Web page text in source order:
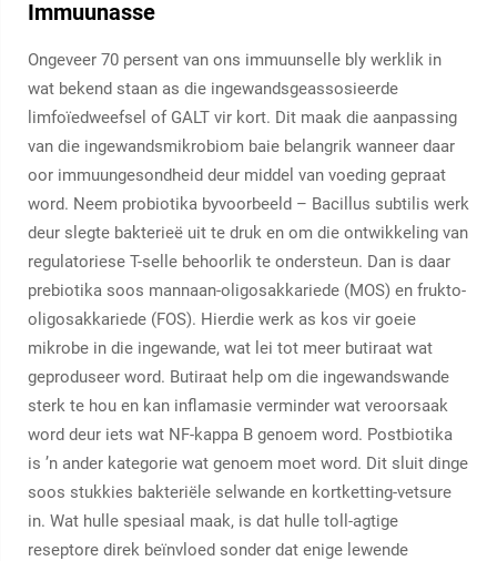
Immuunasse
Ongeveer 70 persent van ons immuunselle bly werklik in
wat bekend staan as die ingewandsgeassosieerde
limfoïedweefsel of GALT vir kort. Dit maak die aanpassing
van die ingewandsmikrobiom baie belangrik wanneer daar
oor immuungesondheid deur middel van voeding gepraat
word. Neem probiotika byvoorbeeld – Bacillus subtilis werk
deur slegte bakterieë uit te druk en om die ontwikkeling van
regulatoriese T-selle behoorlik te ondersteun. Dan is daar
prebiotika soos mannaan-oligosakkariede (MOS) en frukto-
oligosakkariede (FOS). Hierdie werk as kos vir goeie
mikrobe in die ingewande, wat lei tot meer butiraat wat
geproduseer word. Butiraat help om die ingewandswande
sterk te hou en kan inflamasie verminder wat veroorsaak
word deur iets wat NF-kappa B genoem word. Postbiotika
is ’n ander kategorie wat genoem moet word. Dit sluit dinge
soos stukkies bakteriële selwande en kortketting-vetsure
in. Wat hulle spesiaal maak, is dat hulle toll-agtige
reseptore direk beïnvloed sonder dat enige lewende